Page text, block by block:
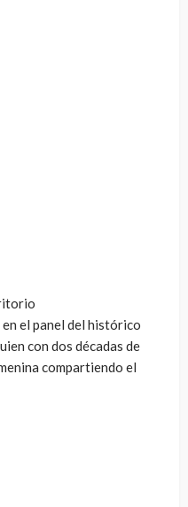
el panel del histórico
con dos décadas de
compartiendo el